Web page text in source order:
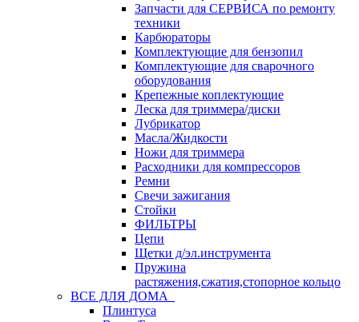
Запчасти для СЕРВИСА по ремонту
техники
Карбюраторы
Комплектующие для бензопил
Комплектующие для сварочного
оборудования
Крепежные коплектующие
Леска для триммера/диски
Лубрикатор
Масла/Жидкости
Ножи для триммера
Расходники для компрессоров
Ремни
Свечи зажигания
Стойки
ФИЛЬТРЫ
Цепи
Щетки д/эл.инструмента
Пружина
растяжения,сжатия,стопорное кольцо
ВСЕ ДЛЯ ДОМА
Плинтуса